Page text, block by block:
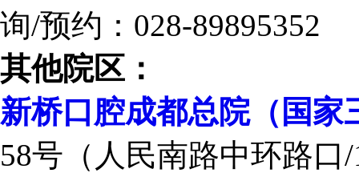
询/预约：028-89895352
其他院区：
新桥口腔成都总院（国家
58号（人民南路中环路